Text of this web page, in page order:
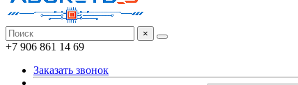
×
+7 906 861 14 69
Заказать звонок